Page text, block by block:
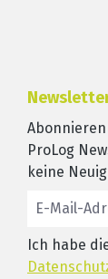
ProLog
keine
Ich habe